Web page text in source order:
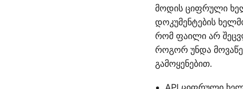
მოდის ციფრული
დოკუმენტების
რომ ფაილი არ
როგორ უნდა
გამოყენებით.